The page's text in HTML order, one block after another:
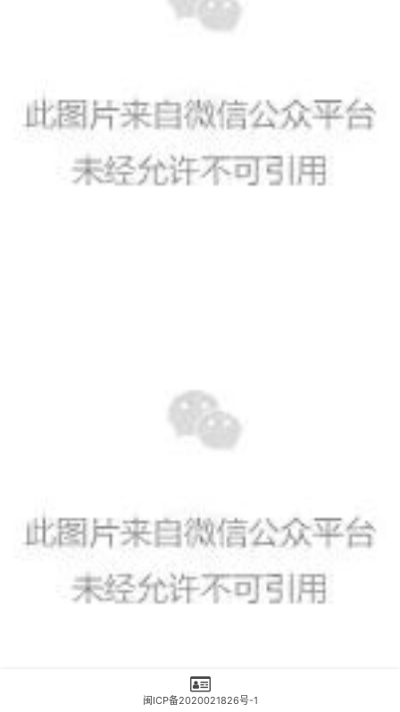
闽ICP备2020021826号-1